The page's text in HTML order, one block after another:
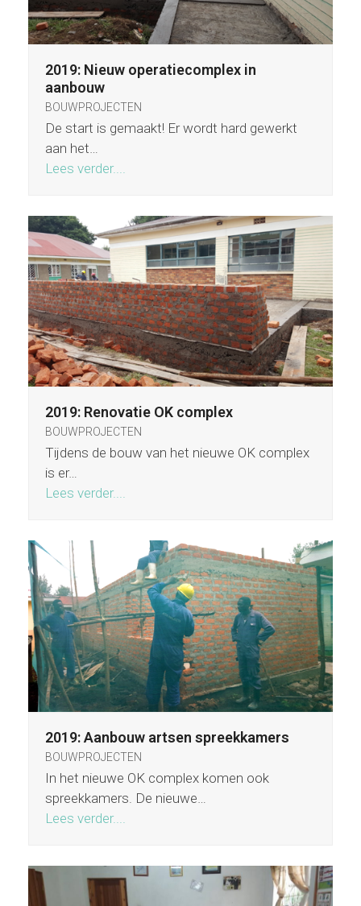
2019: Nieuw operatiecomplex in
aanbouw
BOUWPROJECTEN
De start is gemaakt! Er wordt hard gewerkt
aan het…
Lees verder....
2019: Renovatie OK complex
BOUWPROJECTEN
Tijdens de bouw van het nieuwe OK complex
is er…
Lees verder....
2019: Aanbouw artsen spreekkamers
BOUWPROJECTEN
In het nieuwe OK complex komen ook
spreekkamers. De nieuwe…
Lees verder....